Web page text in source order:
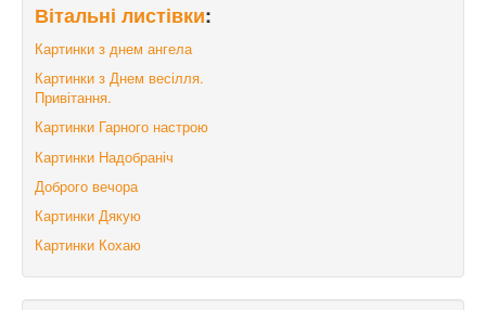
Вітальні листівки:
Картинки з днем ангела
Картинки з Днем весілля.
Привітання.
Картинки Гарного настрою
Картинки Надобраніч
Доброго вечора
Картинки Дякую
Картинки Кохаю